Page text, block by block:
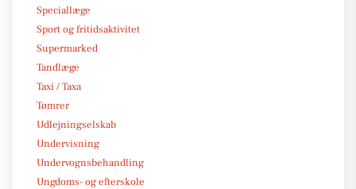
Speciallæge
Sport og fritidsaktivitet
Supermarked
Tandlæge
Taxi / Taxa
Tømrer
Udlejningselskab
Undervisning
Undervognsbehandling
Ungdoms- og efterskole